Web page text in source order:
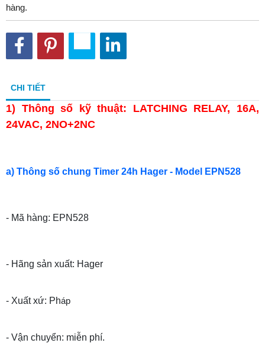
hàng.
CHI TIẾT
1) Thông số kỹ thuật: LATCHING RELAY, 16A,
24VAC, 2NO+2NC
a) Thông số chung Timer 24h Hager - Model EPN528
- Mã hàng: EPN528
- Hãng sản xuất: Hager
- Xuất xứ: Pháp
- Vận chuyển: miễn phí.